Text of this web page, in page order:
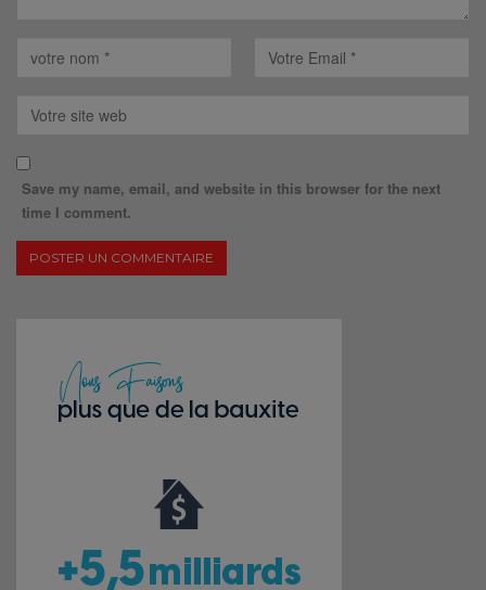
Save my name, email, and website in this browser for the next
time I comment.